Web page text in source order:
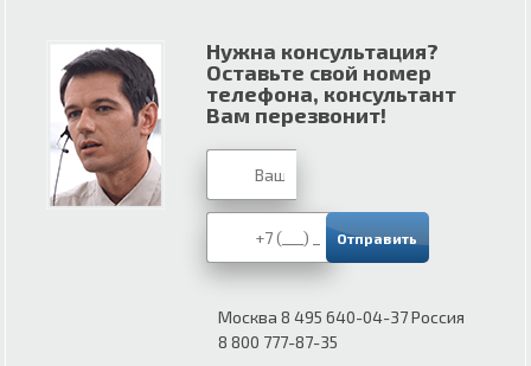
Нужна консультация?
Оставьте свой номер
телефона, консультант
Вам перезвонит!
Москва 8 495 640-04-37 Россия
8 800 777-87-35